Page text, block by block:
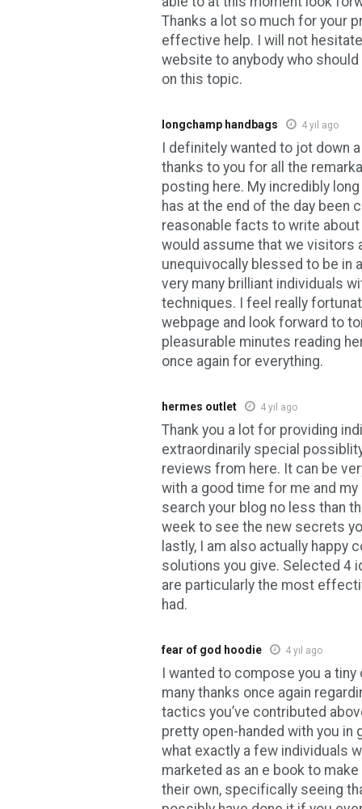
Thanks a lot so much for your
effective help. I will not
website to anybody who
on this topic.
longchamp handbags 4 yıl ago
I definitely wanted to jot down
thanks to you for all the
posting here. My incredibly
has at the end of the day been
reasonable facts to write
would assume that we visitors
unequivocally blessed to be in
very many brilliant individuals
techniques. I feel really
webpage and look forward to
pleasurable minutes reading
once again for everything.
hermes outlet 4 yıl ago
Thank you a lot for providing
extraordinarily special
reviews from here. It can be
with a good time for me and
search your blog no less than
week to see the new secrets
lastly, I am also actually happy
solutions you give. Selected 4
are particularly the most
had.
fear of god hoodie 4 yıl ago
I wanted to compose you a
many thanks once again
tactics you’ve contributed
pretty open-handed with you in
what exactly a few individuals
marketed as an e book to
their own, specifically seeing